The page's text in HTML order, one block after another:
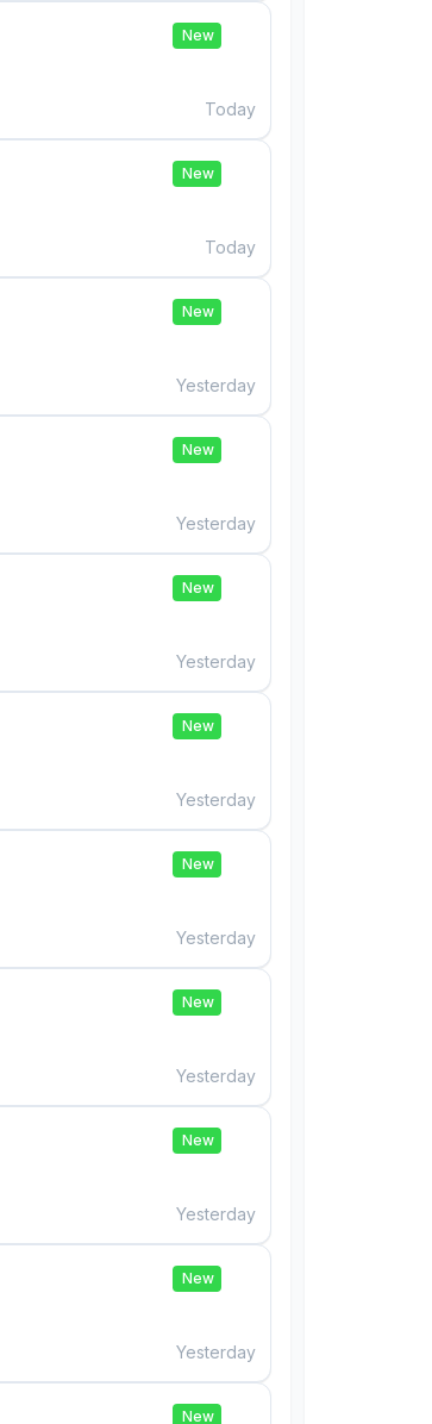
New
Today
New
Today
New
Yesterday
New
Yesterday
New
Yesterday
New
Yesterday
New
Yesterday
New
Yesterday
New
Yesterday
New
Yesterday
New